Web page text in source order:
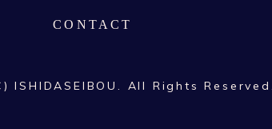
CONTACT
ISHIDASEIBOU. All Rights